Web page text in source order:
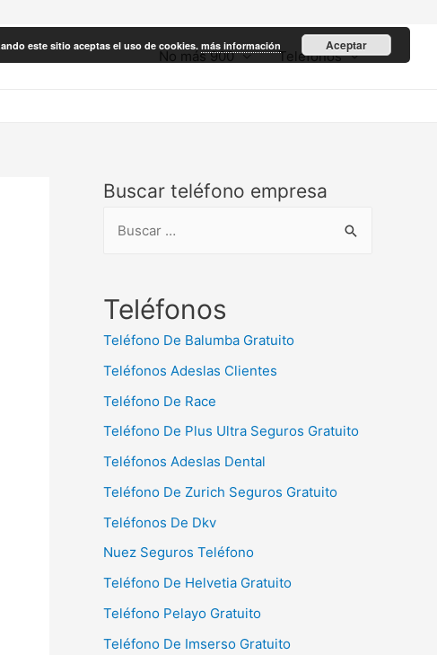
No más 900 Teléfonos
Buscar teléfono empresa
c
Teléfonos
Teléfono De Balumba Gratuito
Teléfonos Adeslas Clientes
Teléfono De Race
Teléfono De Plus Ultra Seguros Gratuito
Teléfonos Adeslas Dental
Teléfono De Zurich Seguros Gratuito
Teléfonos De Dkv
Nuez Seguros Teléfono
Teléfono De Helvetia Gratuito
Teléfono Pelayo Gratuito
Teléfono De Imserso Gratuito
este sitio aceptas el uso de cookies. más información Aceptar